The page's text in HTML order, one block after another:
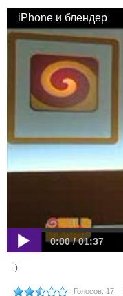
iPhone и блендер
0:00 / 01:37
:)
Голосов: 17